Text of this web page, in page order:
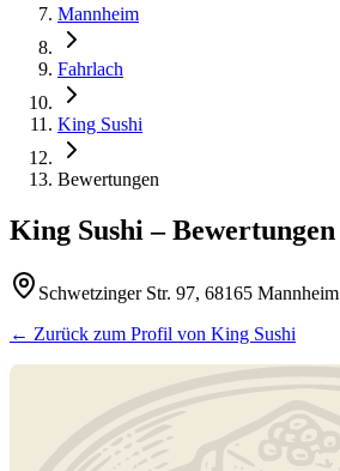
Mannheim
Fahrlach
King Sushi
Bewertungen
King Sushi – Bewertungen
Schwetzinger Str. 97, 68165 Mannheim
← Zurück zum Profil von King Sushi